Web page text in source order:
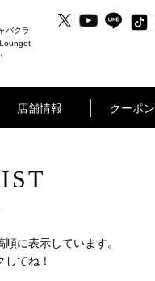
バクラ
店舗情報 クーポン
に表示しています。
てね！